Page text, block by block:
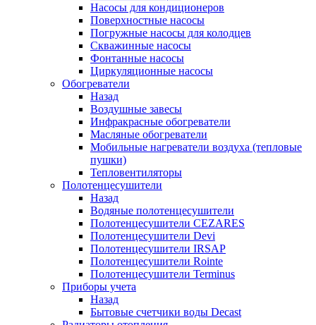
Насосы для кондиционеров
Поверхностные насосы
Погружные насосы для колодцев
Скважинные насосы
Фонтанные насосы
Циркуляционные насосы
Обогреватели
Назад
Воздушные завесы
Инфракрасные обогреватели
Масляные обогреватели
Мобильные нагреватели воздуха (тепловые
пушки)
Тепловентиляторы
Полотенцесушители
Назад
Водяные полотенцесушители
Полотенцесушители CEZARES
Полотенцесушители Devi
Полотенцесушители IRSAP
Полотенцесушители Rointe
Полотенцесушители Terminus
Приборы учета
Назад
Бытовые счетчики воды Decast